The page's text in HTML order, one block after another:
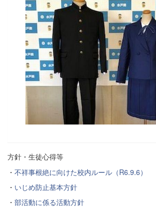
方針・生徒心得等
・ 不祥事根絶に向けた校内ルール（R6.9.6）
・ いじめ防止基本方針
・ 部活動に係る活動方針